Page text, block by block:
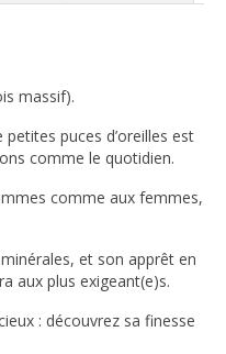
massif).
puces d’oreilles est
comme le quotidien.
comme aux femmes,
et son apprêt en
aux plus exigeant(e)s.
: découvrez sa finesse